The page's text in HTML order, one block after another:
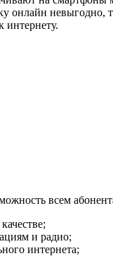
онлайн
интернету.
всем
и радио;
интернета;